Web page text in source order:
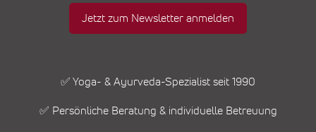
Jetzt zum Newsletter anmelden
✅ Yoga- & Ayurveda-Spezialist seit 1990
✅ Persönliche Beratung & individuelle Betreuung